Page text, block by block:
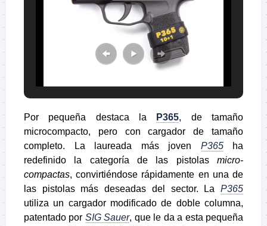
Por pequeña destaca la P365, de tamaño
microcompacto, pero con cargador de tamaño
completo. La laureada más joven P365ha
redefinido la categoría de las pistolas micro-
compactas, convirtiéndose rápidamente en una de
las pistolas más deseadas del sector. La P365
utiliza un cargador modificado de doble columna,
patentado por SIG Sauer, que le da a esta pequeña